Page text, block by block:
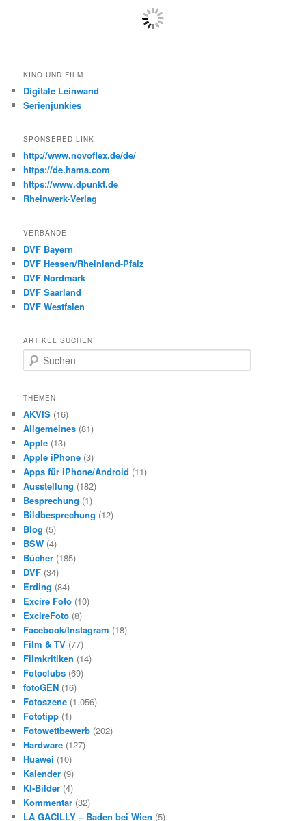
KINO UND FILM
Digitale Leinwand
Serienjunkies
SPONSERED LINK
http://www.novoflex.de/de/
https://de.hama.com
https://www.dpunkt.de
Rheinwerk-Verlag
VERBÄNDE
DVF Bayern
DVF Hessen/Rheinland-Pfalz
DVF Nordmark
DVF Saarland
DVF Westfalen
ARTIKEL SUCHEN
u
h
n
THEMEN
AKVIS (16)
Allgemeines (81)
Apple (13)
Apple iPhone (3)
Apps für iPhone/Android (11)
Ausstellung (182)
Besprechung (1)
Bildbesprechung (12)
Blog (5)
BSW (4)
Bücher (185)
DVF (34)
Erding (84)
Excire Foto (10)
ExcireFoto (8)
Facebook/Instagram (18)
Film & TV (77)
Filmkritiken (14)
Fotoclubs (69)
fotoGEN (16)
Fotoszene (1.056)
Fototipp (1)
Fotowettbewerb (202)
Hardware (127)
Huawei (10)
Kalender (9)
KI-Bilder (4)
Kommentar (32)
LA GACILLY – Baden bei Wien (5)